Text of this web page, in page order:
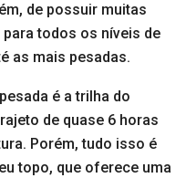
de possuir muitas
todos os níveis de
as mais pesadas.
é a trilha do
de quase 6 horas
Porém, tudo isso é
topo, que oferece uma